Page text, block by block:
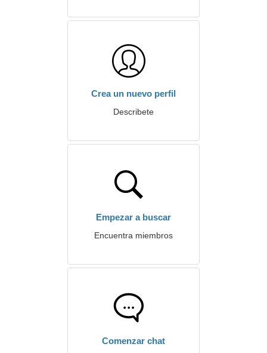
Crea un nuevo perfil
Describete
Empezar a buscar
Encuentra miembros
Comenzar chat